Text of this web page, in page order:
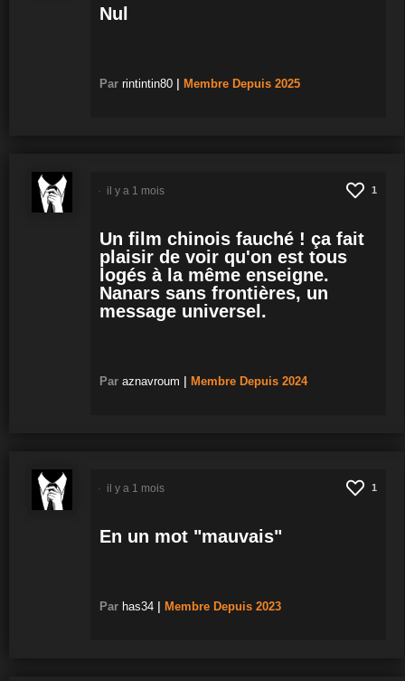
Nul
Par rintintin80 Membre Depuis 2025
1
Un film chinois fauché ! ça fait
plaisir de voir qu'on est tous
logés à la même enseigne.
Nanars sans frontières, un
message universel.
Par aznavroum Membre Depuis 2024
il y a 1 mois
1
En un mot "mauvais"
Par has34 Membre Depuis 2023
il y a 1 mois